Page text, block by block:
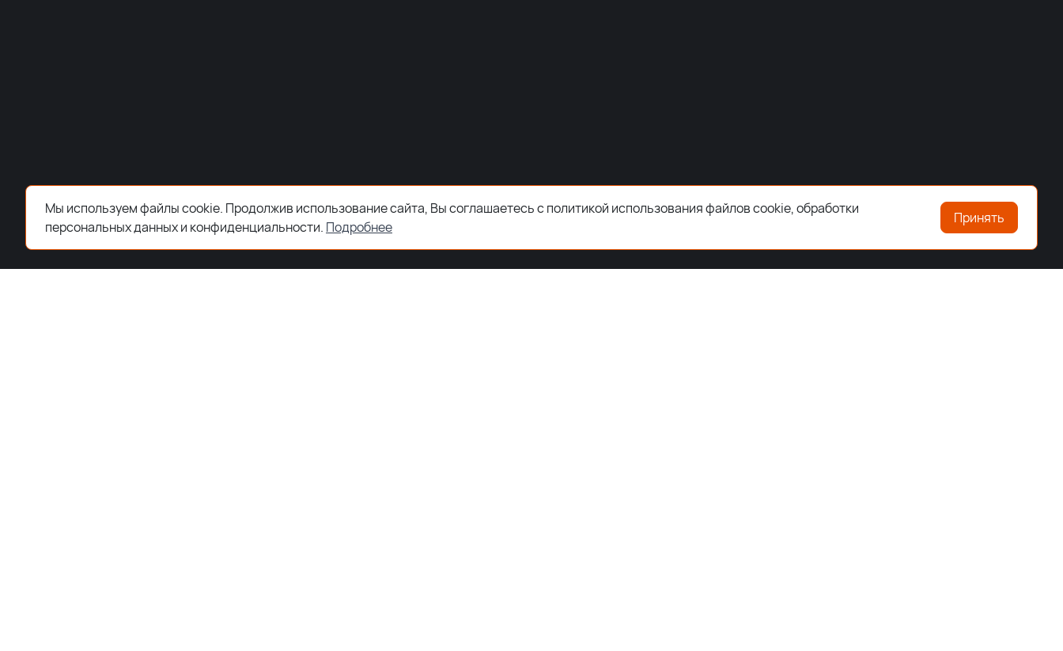
Мы используем файлы cookie. Продолжив использование сайта, Вы соглашаетесь с политикой использования файлов cookie, обработки
персональных данных и конфиденциальности. Подробнее
Принять